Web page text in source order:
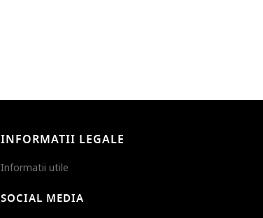
INFORMATII LEGALE
Informatii utile
SOCIAL MEDIA